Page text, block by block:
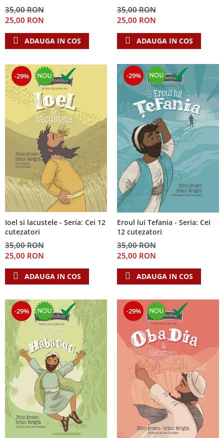
Dezvoltare personala
Mediu
35,00 RON
25,00 RON
ADAUGA IN COS
35,00 RON
25,00 RON
ADAUGA IN COS
-29%
Ioel si lacustele - Seria: Cei 12
cutezatori
35,00 RON
25,00 RON
ADAUGA IN COS
-29%
Eroul lui Tefania - Seria: Cei
12 cutezatori
35,00 RON
25,00 RON
ADAUGA IN COS
-29% -29%